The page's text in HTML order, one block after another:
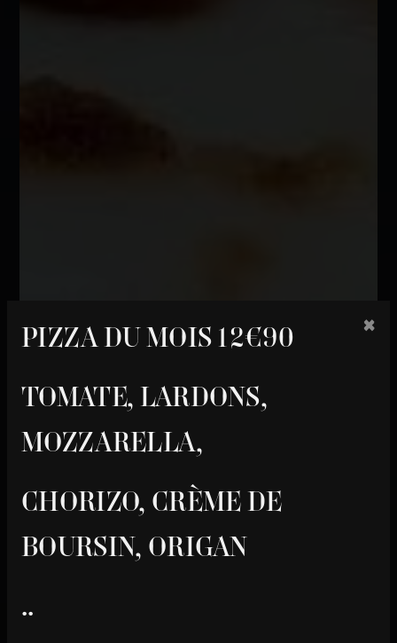
PIZZA DU MOIS 12€90
TOMATE, LARDONS,
MOZZARELLA,
CHORIZO, CRÈME DE
BOURSIN, ORIGAN
..
×